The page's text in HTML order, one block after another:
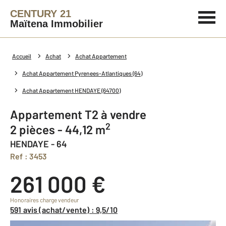
CENTURY 21
Maïtena Immobilier
Accueil Achat Achat Appartement
Achat Appartement Pyrenees-Atlantiques (64)
Achat Appartement HENDAYE (64700)
Appartement T2 à vendre
2 pièces - 44,12 m2
HENDAYE - 64
Ref : 3453
261 000 €
Honoraires charge vendeur
591 avis (achat/vente) : 9,5/10